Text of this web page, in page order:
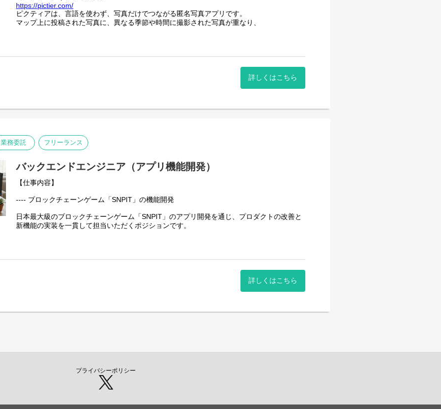
https://pictier.com/
ピクティアは、言語を使わず、写真だけでつながる匿名写真アプリです。
マップ上に投稿された写真に、異なる季節や時間に撮影された写真が重なり、
言語や文化にとらわれず、誰でも直感的に楽しめるのが特徴です。
- パフォーマンス・セキュリティ・可用性の最適化
詳しくはこちら
業務委託 フリーランス
バックエンドエンジニア（アプリ機能開発）
【仕事内容】
---- ブロックチェーンゲーム「SNPIT」の機能開発
日本最大級のブロックチェーンゲーム「SNPIT」のアプリ開発を通じ、プロダクトの改善と
新機能の実装を一貫して担当いただくポジションです。
- 調査、集計に用いられるツール類の開発
詳しくはこちら
プライバシーポリシー